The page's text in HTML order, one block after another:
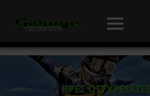
ΒΡΕΣ ΟΤΙ